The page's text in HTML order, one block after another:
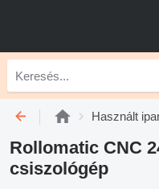
Használt
Rollomatic CNC
csiszológép